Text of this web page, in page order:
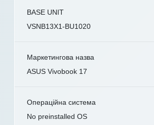
BASE UNIT
VSNB13X1-BU1020
Маркетингова назва
ASUS Vivobook 17
Операційна система
No preinstalled OS